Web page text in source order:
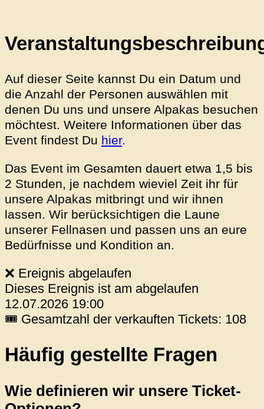
Auf dieser Seite kannst Du ein Datum und
die Anzahl der Personen auswählen mit
denen Du uns und unsere Alpakas besuchen
möchtest. Weitere Informationen über das
Event findest Du hier.
Das Event im Gesamten dauert etwa 1,5 bis
2 Stunden, je nachdem wieviel Zeit ihr für
unsere Alpakas mitbringt und wir ihnen
lassen. Wir berücksichtigen die Laune
unserer Fellnasen und passen uns an eure
Bedürfnisse und Kondition an.
❌ Ereignis abgelaufen
Dieses Ereignis ist am abgelaufen
12.07.2026 19:00
🎟 Gesamtzahl der verkauften Tickets: 108
Häufig gestellte Fragen
Wie definieren wir unsere Ticket-